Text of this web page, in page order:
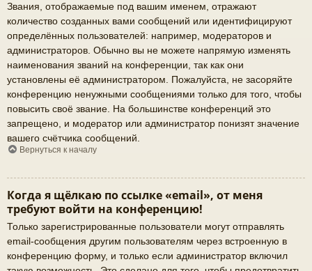
Звания, отображаемые под вашим именем, отражают
количество созданных вами сообщений или идентифицируют
определённых пользователей: например, модераторов и
администраторов. Обычно вы не можете напрямую изменять
наименования званий на конференции, так как они
установлены её администратором. Пожалуйста, не засоряйте
конференцию ненужными сообщениями только для того, чтобы
повысить своё звание. На большинстве конференций это
запрещено, и модератор или администратор понизят значение
вашего счётчика сообщений.
Вернуться к началу
Когда я щёлкаю по ссылке «email», от меня
требуют войти на конференцию!
Только зарегистрированные пользователи могут отправлять
email-сообщения другим пользователям через встроенную в
конференцию форму, и только если администратор включил